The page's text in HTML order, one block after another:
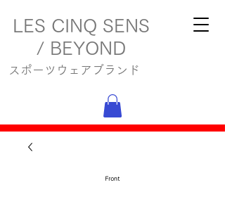
LES CINQ SENS
/ BEYOND
スポーツウェアブランド